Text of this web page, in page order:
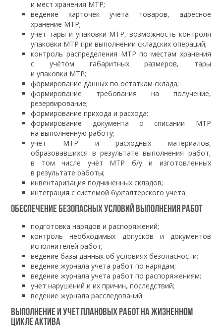
и мест хранения МТР;
ведение карточек учета товаров, адресное
хранение МТР;
учёт тары и упаковки МТР, возможность контроля
упаковки МТР при выполнении складских операций;
контроль распределения МТР по местам хранения
с учётом габаритных размеров, тары
и упаковки МТР;
формирование данных по остаткам склада;
формирование требования на получение,
резервирование;
формирование прихода и расхода;
формирование документа о списании МТР
на выполненную работу;
учёт МТР и расходных материалов,
образовавшихся в результате выполнения работ,
в том числе учёт МТР б/у и изготовленных
в результате работы;
инвентаризация подчиненных складов;
интеграция с системой бухгалтерского учета.
Обеспечение безопасных условий выполнения работ
подготовка нарядов и распоряжений;
контроль необходимых допусков и документов
исполнителей работ;
ведение базы данных об условиях безопасности;
ведение журнала учета работ по нарядам;
ведение журнала учета работ по распоряжениям;
учет нарушений и их причин, последствий;
ведение журнала расследований.
Выполнение и учет плановых работ на жизненном
цикле актива